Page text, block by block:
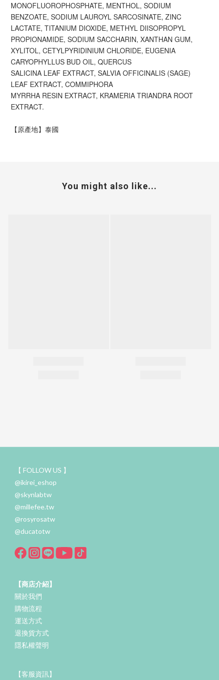
MONOFLUOROPHOSPHATE, MENTHOL, SODIUM
BENZOATE, SODIUM LAUROYL SARCOSINATE, ZINC
LACTATE, TITANIUM DIOXIDE, METHYL DIISOPROPYL
PROPIONAMIDE, SODIUM SACCHARIN, XANTHAN GUM,
XYLITOL, CETYLPYRIDINIUM CHLORIDE, EUGENIA
CARYOPHYLLUS BUD OIL, QUERCUS
SALICINA LEAF EXTRACT, SALVIA OFFICINALIS (SAGE)
LEAF EXTRACT, COMMIPHORA
MYRRHA RESIN EXTRACT, KRAMERIA TRIANDRA ROOT
EXTRACT.
【原產地】泰國
You might also like...
【 FOLLOW US 】
@ikirei_eshop
@skynlabtw
@millefee.tw
@rosyrosatw
@ducatotw
【商店介紹】
關於我們
購物流程
運送方式
退換貨方式
隱私權聲明
【客服資訊】